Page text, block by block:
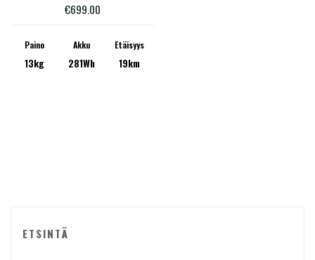
Voit
tehdä
€699.00
Paino
13kg
Akku
281Wh
Etäisyys
19km
ETSINTÄ